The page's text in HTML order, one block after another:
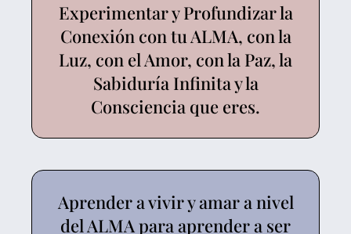
Experimentar y Profundizar la
Conexión con tu ALMA, con la
Luz, con el Amor, con la Paz, la
Sabiduría Infinita y la
Consciencia que eres.
Aprender a vivir y amar a nivel
del ALMA para aprender a ser